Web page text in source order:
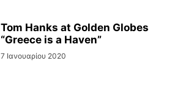
Tom Hanks at Golden Globes
“Greece is a Haven”
7 Ιανουαρίου 2020